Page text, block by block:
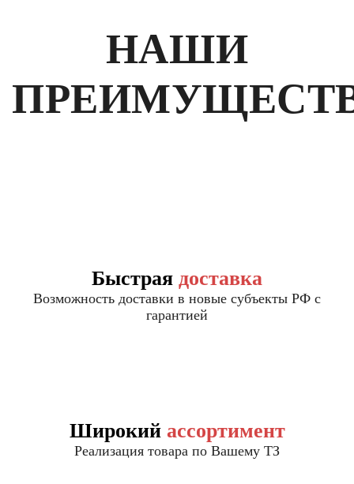
НАШИ
Быстрая доставка
Возможность доставки в новые субъекты РФ с
гарантией
Широкий ассортимент
Реализация товара по Вашему ТЗ